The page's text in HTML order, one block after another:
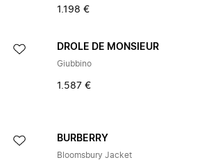
1.198 €
DROLE DE MONSIEUR
Giubbino
1.587 €
BURBERRY
Bloomsbury Jacket